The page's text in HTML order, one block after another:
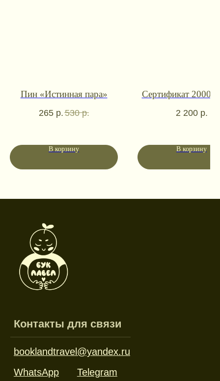
Пин «Истинная пара»
265 р.530 р.
В корзину
Сертификат 2000
2 200 р.
В корзину
Каталог
Новинки
Закладки
Стенды
Наборы
Ликвидация
Дневники и трекеры
Отрывные блоки
Гирлянды
booklandtravel@yandex.ru
Контакты для связи
Сб-вс: выходной
Социальные сети